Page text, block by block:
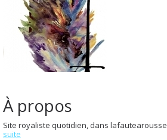
À propos
Site royaliste quotidien, dans
suite